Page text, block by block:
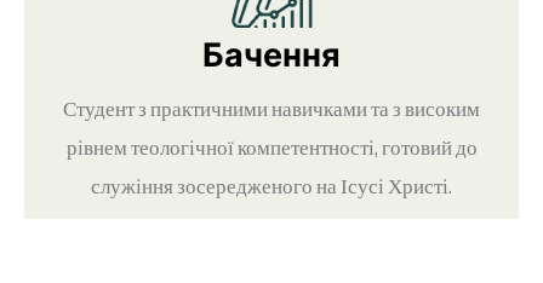
Бачення
Студент з практичними навичками та з високим
рівнем теологічної компетентності, готовий до
служіння зосередженого на Ісусі Христі.